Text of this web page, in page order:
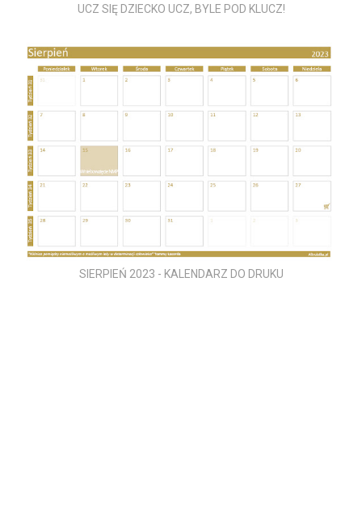
UCZ SIĘ DZIECKO UCZ, BYLE POD KLUCZ!
SIERPIEŃ 2023 - KALENDARZ DO DRUKU